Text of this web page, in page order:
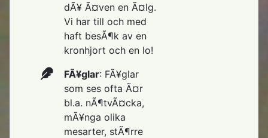
dÃ¥ Ã¤ven en Ã¤lg.
Vi har till och med
haft besÃ¶k av en
kronhjort och en lo!
FÃ¥glar: FÃ¥glar
som ses ofta Ã¤r
bl.a. nÃ¶tvÃ¤cka,
mÃ¥nga olika
mesarter, stÃ¶rre